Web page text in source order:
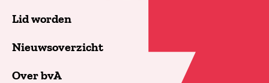
Lid worden
Nieuwsoverzicht
Over bvA